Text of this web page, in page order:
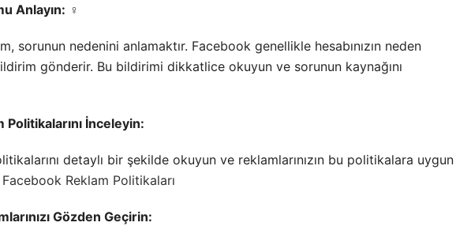
Anlayın: ‍♀️
sorunun nedenini anlamaktır. Facebook genellikle hesabınızın neden
gönderir. Bu bildirimi dikkatlice okuyun ve sorunun kaynağını
Politikalarını İnceleyin:
detaylı bir şekilde okuyun ve reklamlarınızın bu politikalara uygun
Facebook Reklam Politikaları
Gözden Geçirin: